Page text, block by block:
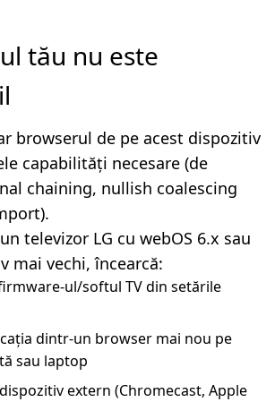
tău nu este
browserul de pe acest dispozitiv
capabilități necesare (de
chaining, nullish coalescing
televizor LG cu webOS 6.x sau
mai vechi, încearcă:
ul/softul TV din setările
dintr-un browser mai nou pe
sau laptop
extern (Chromecast, Apple